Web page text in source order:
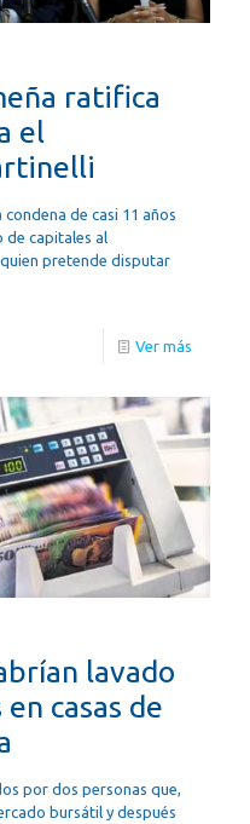
ratifica
el
de casi 11 años
de capitales al
pretende disputar
Ver más
lavado
casas de
por dos personas que,
bursátil y después